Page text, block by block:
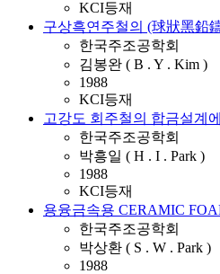
KCI등재
구상흑연주철의 (球狀黑鉛
한국주조공학회
김봉완 ( B . Y . Kim )
1988
KCI등재
고강도 회주철의 합금설계
한국주조공학회
박흥일 ( H . I . Park )
1988
KCI등재
용융금속용 CERAMIC
한국주조공학회
박상환 ( S . W . Park )
1988